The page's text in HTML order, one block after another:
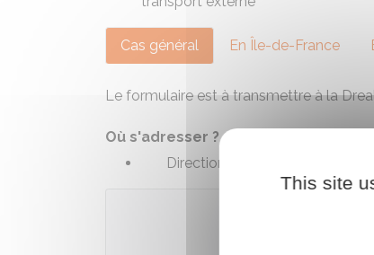
Cas général En Île-de-France
Le formulaire est à transmettre à la
Où s'adresser ?
Direction régionale de
This site